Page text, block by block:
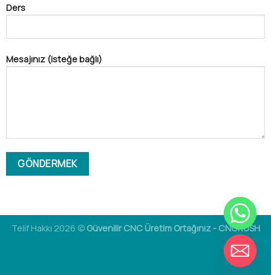
Ders
Mesajınız (isteğe bağlı)
Telif Hakkı 2026 © Güvenilir CNC Üretim Ortağınız - CNCRUSH
SOHBETI
GIZLE